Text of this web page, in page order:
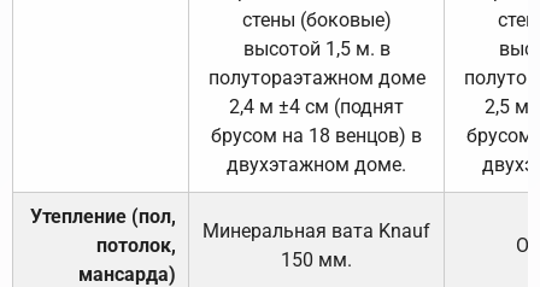
стены (боковые)
высотой 1,5 м. в
полутораэтажном доме
2,4 м ±4 см (поднят
брусом на 18 венцов) в
двухэтажном доме.
2,5 м
брусом
Утепление (пол,
потолок,
мансарда)
Минеральная вата Knauf
150 мм.